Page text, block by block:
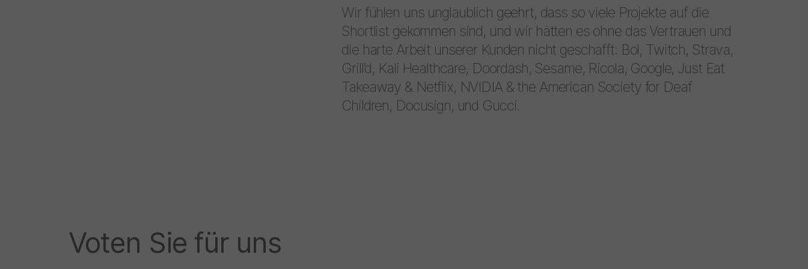
Wir fühlen uns unglaublich geehrt, dass so viele Projekte auf die
Shortlist gekommen sind, und wir hätten es ohne das Vertrauen und
die harte Arbeit unserer Kunden nicht geschafft: Bol, Twitch, Strava,
Grill’d, Kali Healthcare, Doordash, Sesame, Ricola, Google, Just Eat
Takeaway & Netflix, NVIDIA & the American Society for Deaf
Children, Docusign, und Gucci.
Voten Sie für uns